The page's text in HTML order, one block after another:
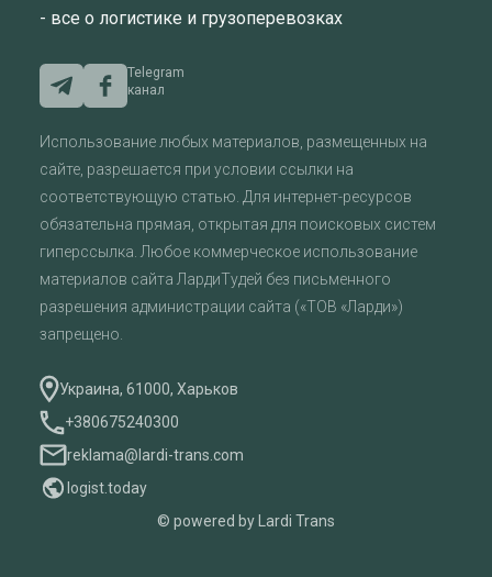
- все о логистике и грузоперевозках
Telegram
канал
Использование любых материалов, размещенных на
сайте, разрешается при условии ссылки на
соответствующую статью. Для интернет-ресурсов
обязательна прямая, открытая для поисковых систем
гиперссылка. Любое коммерческое использование
материалов сайта ЛардиТудей без письменного
разрешения администрации сайта («ТОВ «Ларди»)
запрещено.
Украина, 61000, Харьков
+380675240300
reklama@lardi-trans.com
logist.today
© powered by Lardi Trans